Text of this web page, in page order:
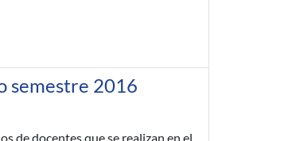
semestre 2016
de docentes que se realizan en el